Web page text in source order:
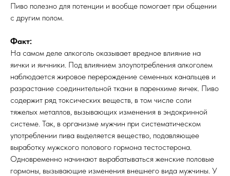
Пиво полезно для потенции и вообще помогает при общении
с другим полом.
Факт:
На самом деле алкоголь оказывает вредное влияние на
яички и яичники. Под влиянием злоупотребления алкоголем
наблюдается жировое перерождение семенных канальцев и
разрастание соединительной ткани в паренхиме яичек. Пиво
содержит ряд токсических веществ, в том числе соли
тяжелых металлов, вызывающих изменения в эндокринной
системе. Так, в организме мужчин при систематическом
употреблении пива выделяется вещество, подавляющее
выработку мужского полового гормона тестостерона.
Одновременно начинают вырабатываться женские половые
гормоны, вызывающие изменения внешнего вида мужчины. У